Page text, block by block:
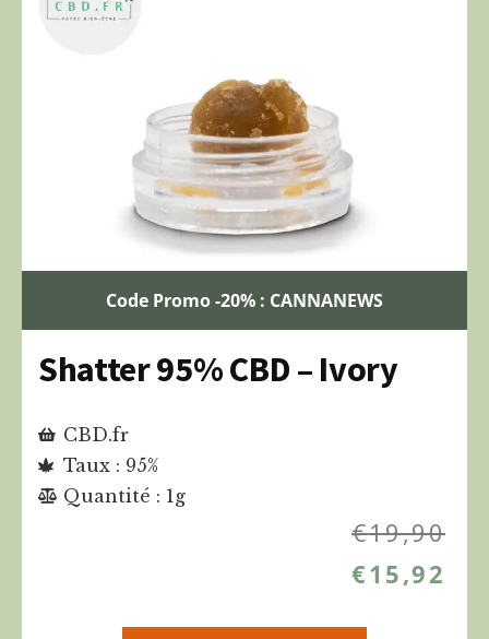
Code Promo -20% : CANNANEWS
Shatter 95% CBD – Ivory
CBD.fr
Taux : 95%
Quantité : 1g
€19,90
€15,92